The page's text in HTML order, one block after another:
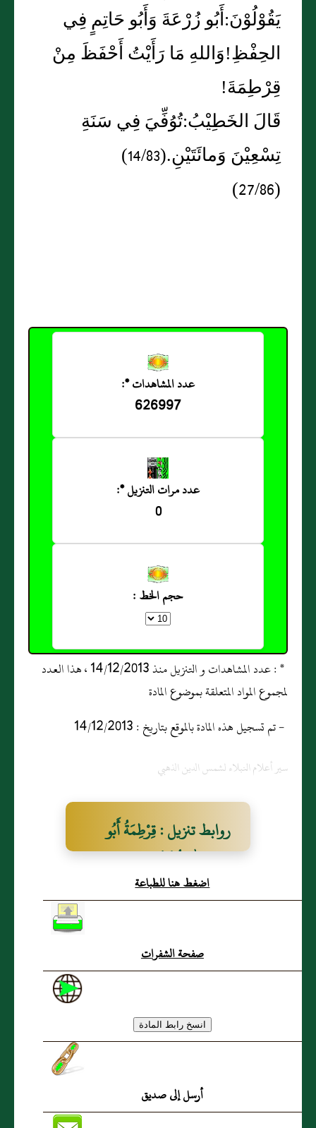
يَقُوْلُوْنَ:أَبُو زُرْعَةَ وَأَبُو حَاتِمٍ فِي
الحِفْظِ!وَاللهِ مَا رَأَيْتُ أَحْفَظَ مِنْ
قِرْطِمَةَ!
قَالَ الخَطِيْبُ:تُوُفِّيَ فِي سَنَةِ
تِسْعِيْنَ وَمائَتَيْنِ.(14/83)
(27/86)
عدد المشاهدات *:
626997
عدد مرات التنزيل *:
0
حجم الخط :
* : عدد المشاهدات و التنزيل منذ 14/12/2013 ، هذا العدد
لمجموع المواد المتعلقة بموضوع المادة
- تم تسجيل هذه المادة بالموقع بتاريخ : 14/12/2013
سير أعلام النبلاء لشمس الدين الذهبي
روابط تنزيل : قِرْطِمَةُ أَبُو
عَبْدِ اللهِ مُحَمَّدُ بنُ عَلِيٍّ
البَغْدَادِيُّ
اضغط هنا للطباعة
صفحة الشفرات
أرسل إلى صديق